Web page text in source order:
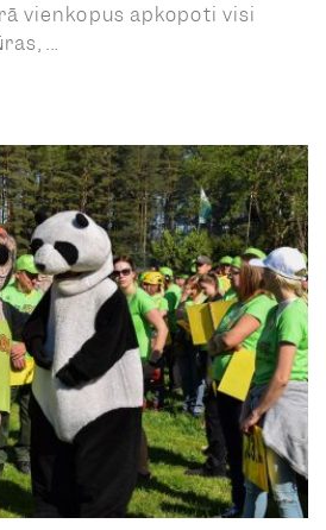
vienkopus apkopoti visi
...